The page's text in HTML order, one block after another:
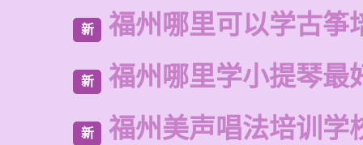
新 福州哪里可以学古筝
新 福州哪里学小提琴最
新 福州美声唱法培训学